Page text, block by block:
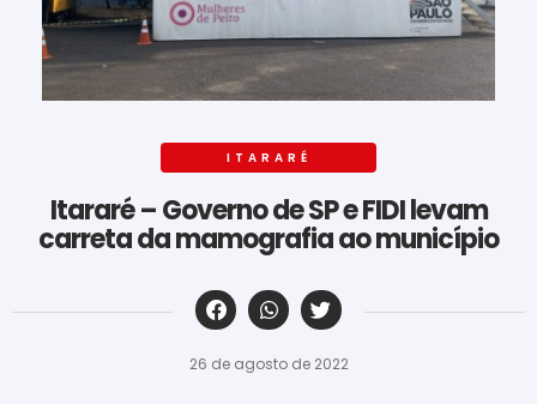
ITARARÉ
Itararé – Governo de SP e FIDI levam
carreta da mamografia ao município
‎ ‎ ‎ ‎ ‎ ‎ ‎ ‎ ‎ ‎ ‎ ‎ ‎ ‎ ‎ ‎ ‎ ‎ ‎ ‎ ‎ ‎ ‎ ‎ ‎ ‎ ‎ ‎ ‎ ‎ ‎
26 de agosto de 2022